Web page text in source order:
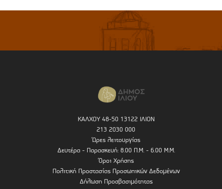
ΚΑΛΧΟΥ 48-50 13122 ΙΛΙΟΝ
213 2030 000
Ώρες λειτουργίας
Δευτέρα - Παρασκευή: 8.00 Π.Μ. - 6.00 Μ.Μ.
Όροι Χρήσης
Πολιτική Προστασίας Προσωπικών Δεδομένων
Δήλωση Προσβασιμότητας